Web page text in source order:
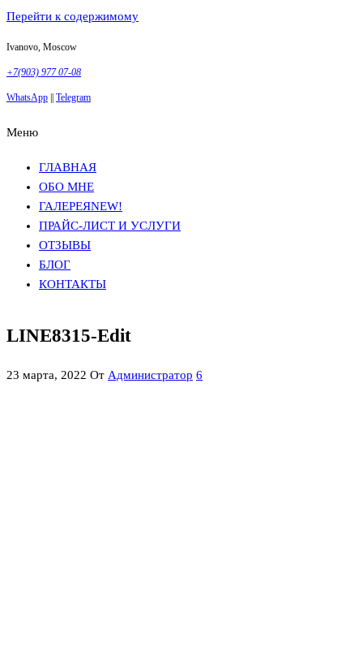
Перейти к содержимому
Ivanovo, Moscow
+7(903) 977 07-08
WhatsApp Telegram
Меню
ГЛАВНАЯ
ОБО МНЕ
ГАЛЕРЕЯNEW!
ПРАЙС-ЛИСТ И УСЛУГИ
ОТЗЫВЫ
БЛОГ
КОНТАКТЫ
LINE8315-Edit
23 марта, 2022 От Администратор 6